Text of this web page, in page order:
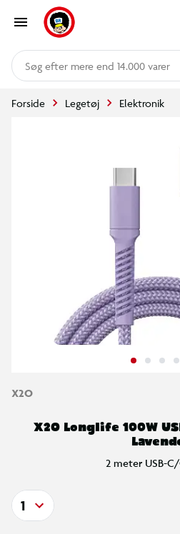
mere end 14.000 varer
Forside Legetøj Elektronik
X2O
X2O Longlife 100W
2 meter USB-
1